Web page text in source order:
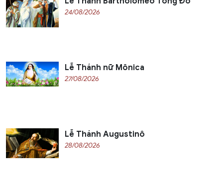
24/08/2026
Lễ Thánh nữ Mônica
27/08/2026
Lễ Thánh Augustinô
28/08/2026